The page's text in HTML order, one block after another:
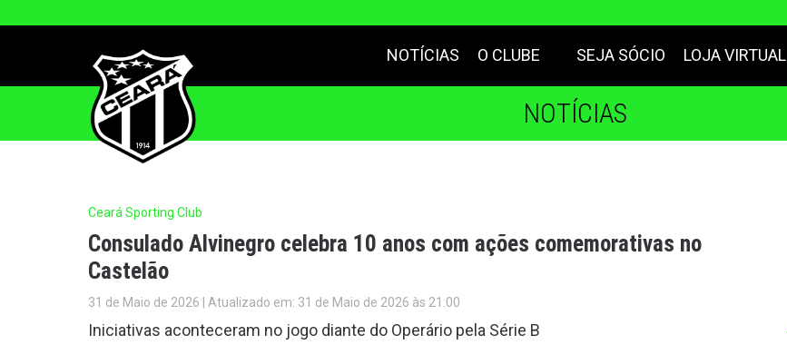
NOTÍCIAS O CLUBE SEJA SÓCIO LOJA VIRTUAL
NOTÍCIAS
Ceará Sporting Club
Consulado Alvinegro celebra 10 anos com ações comemorativas no
Castelão
31 de Maio de 2026 | Atualizado em: 31 de Maio de 2026 às 21:00
Iniciativas aconteceram no jogo diante do Operário pela Série B